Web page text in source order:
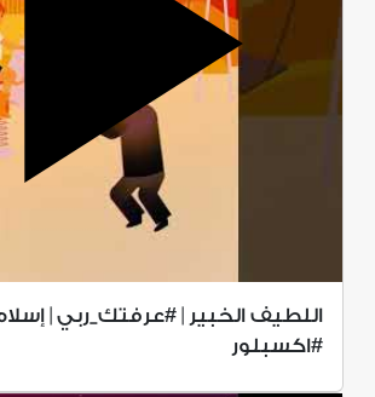
اللطيف الخبير | #عرفتك_ربي |
#اكسبلور